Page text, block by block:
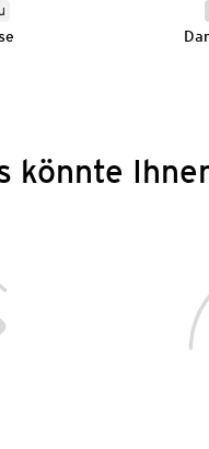
könnte